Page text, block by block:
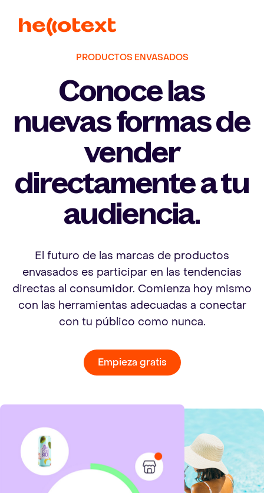
PRODUCTOS ENVASADOS
Conoce las
nuevas formas de
vender
directamente a tu
audiencia.
El futuro de las marcas de productos
envasados es participar en las tendencias
directas al consumidor. Comienza hoy mismo
con las herramientas adecuadas a conectar
con tu público como nunca.
Empieza gratis